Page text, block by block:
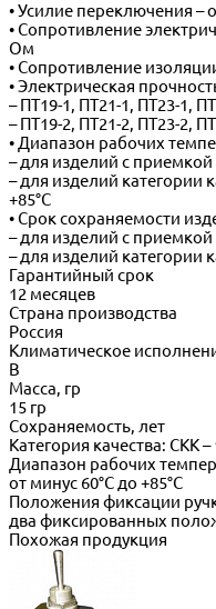
• Усилие переключения –
• Сопротивление
Ом
• Сопротивление
• Электрическая
– ПТ19-1, ПТ21-1, ПТ23-1,
– ПТ19-2, ПТ21-2, ПТ23-2,
• Диапазон рабочих
– для изделий с приемкой
– для изделий категории
+85°С
• Срок сохраняемости
– для изделий с приемкой
– для изделий категории
Гарантийный срок
12 месяцев
Страна производства
Россия
Климатическое
В
Масса, гр
15 гр
Сохраняемость, лет
Категория качества: СКК –
Диапазон рабочих
от минус 60°С до +85°С
Положения фиксации
два фиксированных
Похожая продукция